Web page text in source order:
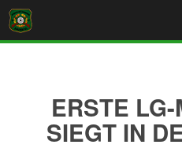
ERSTE
SIEGT IN